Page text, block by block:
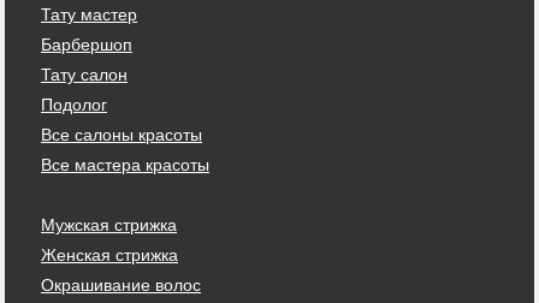
Тату мастер
Барбершоп
Тату салон
Подолог
Все салоны красоты
Все мастера красоты
Мужская стрижка
Женская стрижка
Окрашивание волос